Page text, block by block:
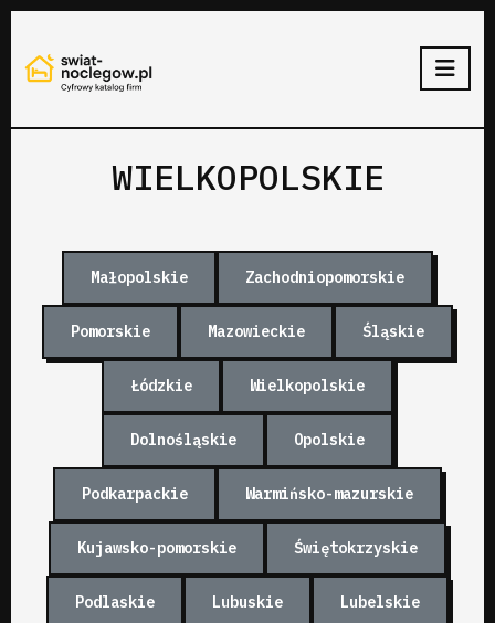
WIELKOPOLSKIE
Małopolskie Zachodniopomorskie
Pomorskie Mazowieckie Śląskie
Łódzkie Wielkopolskie
Dolnośląskie Opolskie
Podkarpackie Warmińsko-mazurskie
Kujawsko-pomorskie Świętokrzyskie
Podlaskie Lubuskie Lubelskie